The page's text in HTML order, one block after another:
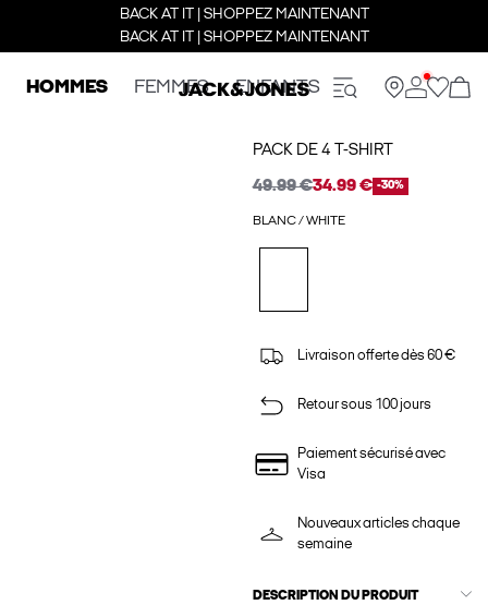
BACK AT IT | SHOPPEZ MAINTENANT
BACK AT IT | SHOPPEZ MAINTENANT
HOMMES FEMMES ENFANTS
PACK DE 4 T-SHIRT
49.99 €34.99 € -30%
BLANC / WHITE
Livraison offerte dès 60 €
Retour sous 100 jours
Paiement sécurisé avec
Visa
Nouveaux articles chaque
semaine
DESCRIPTION DU PRODUIT